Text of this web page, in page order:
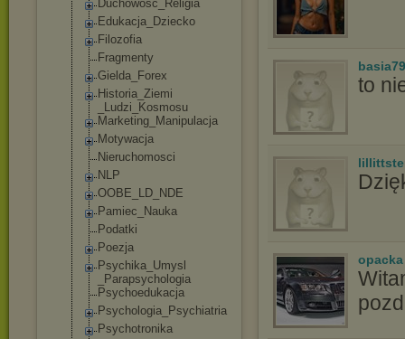
Duchowosc_Religia
Edukacja_Dziec ko
Filozofia
Fragmenty
Gielda_Forex
Historia_Ziemi
_Ludzi_Kosmosu
Marketing_Manipulacja
Motywacja
Nieruchomosci
NLP
OOBE_LD_NDE
Pamiec_Nauka
Podatki
Poezja
Psychika_Umysl
_Parapsychologia
Psychoedukacja
Psychologia_Psychiatria
Psychotronika
to
opacka